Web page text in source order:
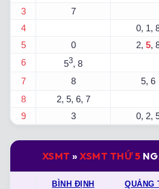
3 7
4
0, 1,
5
0 2, 5,
6
53, 8
7
8 5, 6
8 2, 5, 6, 7
9
3 0, 2,
XSMT » XSMT THỨ 5
BÌNH ĐỊNH QUẢNG